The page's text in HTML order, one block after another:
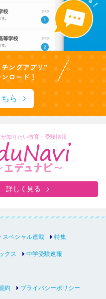
ら
が知りたい教育・受験情報
詳しく見る
スペシャル連載 特集
クス 中学受験速報
約 プライバシーポリシー